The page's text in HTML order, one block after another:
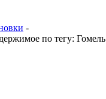
-
по тегу: Гомель